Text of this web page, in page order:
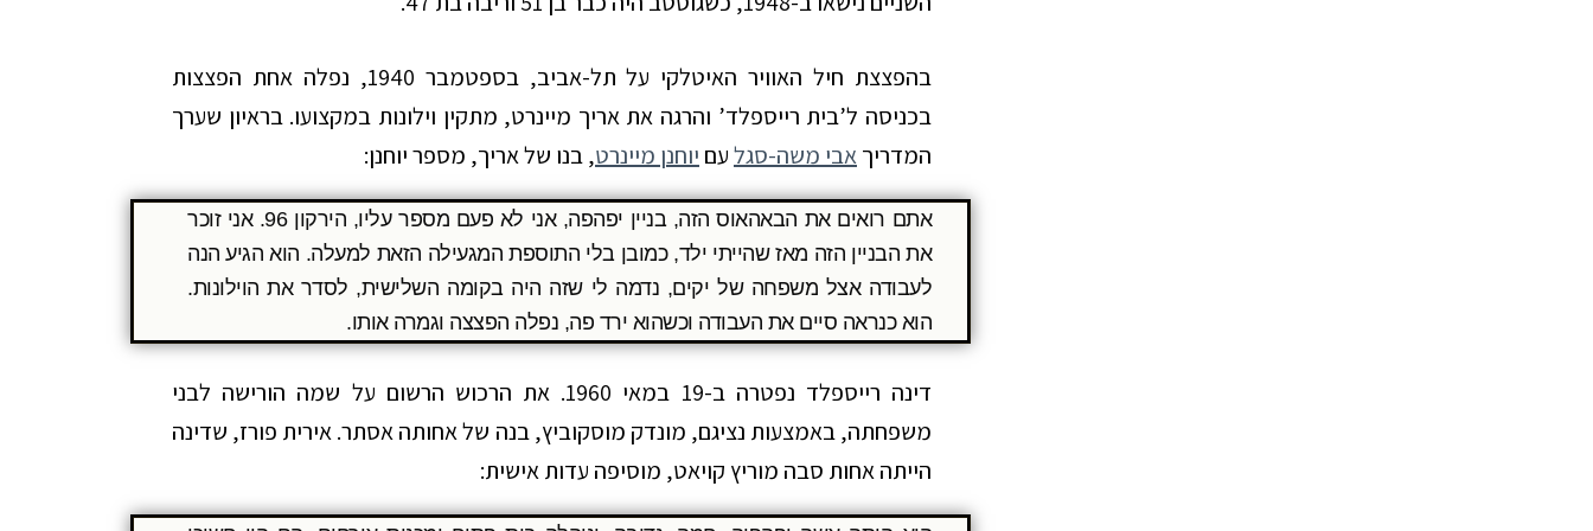
בהפצצת חיל האוויר האיטלקי על תל-אביב, בספטמבר 1940, נפלה אחת הפצצות
בכניסה ל’בית רייספלד’ והרגה את אריך מיינרט, מתקין וילונות במקצועו. בראיון שערך
המדריךאבי משה-סגלעם יוחנן מיינרט, בנו של אריך, מספר יוחנן:
אתם רואים את הבאהאוס הזה, בניין יפהפה, אני לא פעם מספר עליו, הירקון 96. אני זוכר
את הבניין הזה מאז שהייתי ילד, כמובן בלי התוספת המגעילה הזאת למעלה. הוא הגיע הנה
לעבודה אצל משפחה של יקים, נדמה לי שזה היה בקומה השלישית, לסדר את הוילונות.
הוא כנראה סיים את העבודה וכשהוא ירד פה, נפלה הפצצה וגמרה אותו.
דינה רייספלד נפטרה ב-19 במאי 1960. את הרכוש הרשום על שמה הורישה לבני
משפחתה, באמצעות נציגם, מונדק מוסקוביץ, בנה של אחותה אסתר. אירית פורז, שדינה
הייתה אחות סבה מוריץ קויאט, מוסיפה עדות אישית: